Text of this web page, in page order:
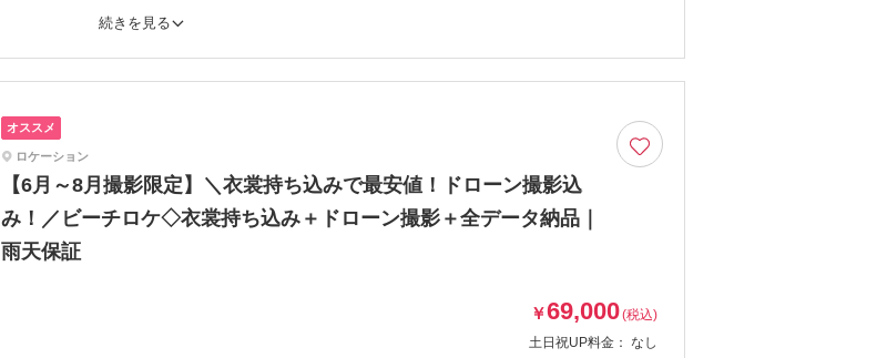
続きを見る
オススメ
ロケーション
【6月～8月撮影限定】＼衣裳持ち込みで最安値！ドローン撮影込
み！／ビーチロケ◇衣裳持ち込み＋ドローン撮影＋全データ納品｜
雨天保証
￥69,000(税込)
土日祝UP料金： なし